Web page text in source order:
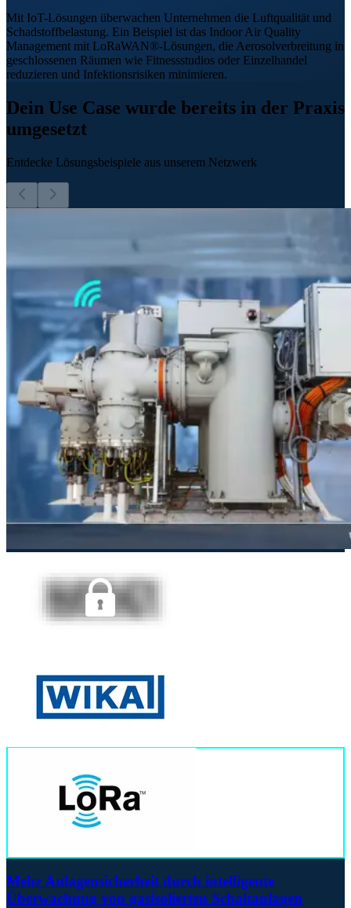
Mit IoT-Lösungen überwachen Unternehmen die Luftqualität und
Schadstoffbelastung. Ein Beispiel ist das Indoor Air Quality
Management mit LoRaWAN®-Lösungen, die Aerosolverbreitung in
geschlossenen Räumen wie Fitnessstudios oder Einzelhandel
reduzieren und Infektionsrisiken minimieren.
Dein Use Case wurde bereits in der Praxis
umgesetzt
Entdecke Lösungsbeispiele aus unserem Netzwerk
Mehr Anlagensicherheit durch intelligente
Überwachung von gasisolierten Schaltanlagen